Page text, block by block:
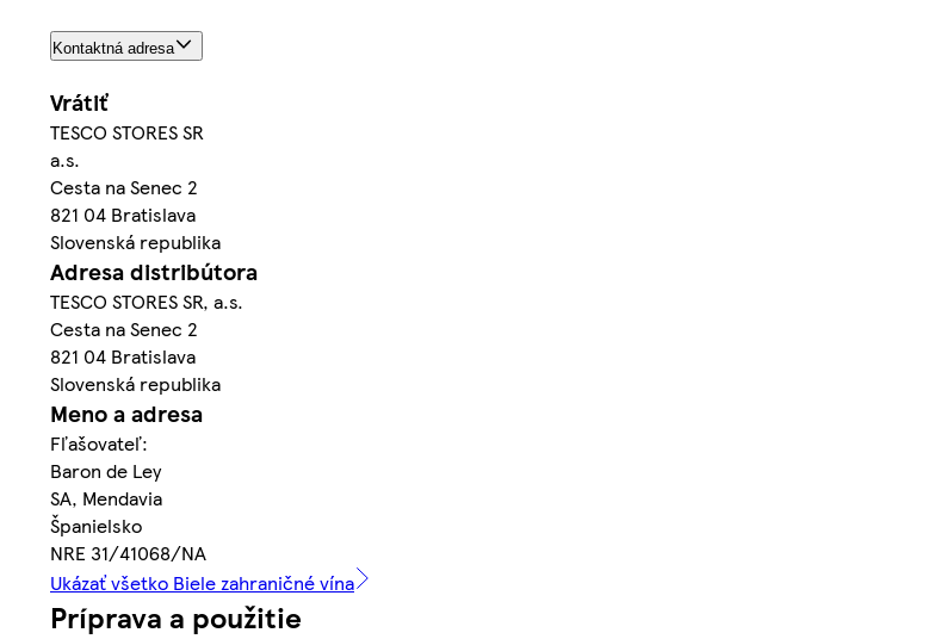
Kontaktná adresa
Vrátiť
TESCO STORES SR
a.s.
Cesta na Senec 2
821 04 Bratislava
Slovenská republika
Adresa distribútora
TESCO STORES SR, a.s.
Cesta na Senec 2
821 04 Bratislava
Slovenská republika
Meno a adresa
Fľašovateľ:
Baron de Ley
SA, Mendavia
Španielsko
NRE 31/41068/NA
Ukázať všetko Biele zahraničné vína
Príprava a použitie